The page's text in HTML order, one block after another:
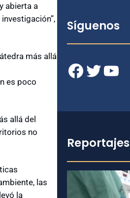
abierta a
más allá
es poco
allá del
no
las
la
Síguenos
Facebook Twitter YouTube
Reportajes